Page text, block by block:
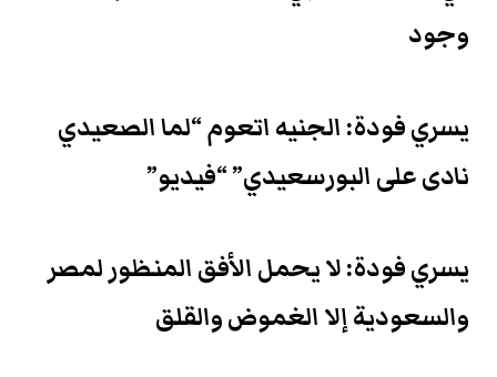
وجود
يسري فودة: الجنيه اتعوم “لما الصعيدي
نادى على البورسعيدي” “فيديو”
يسري فودة: لا يحمل الأفق المنظور لمصر
والسعودية إلا الغموض والقلق